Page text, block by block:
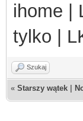
ihome |
tylko |
Szukaj
« Starszy wątek